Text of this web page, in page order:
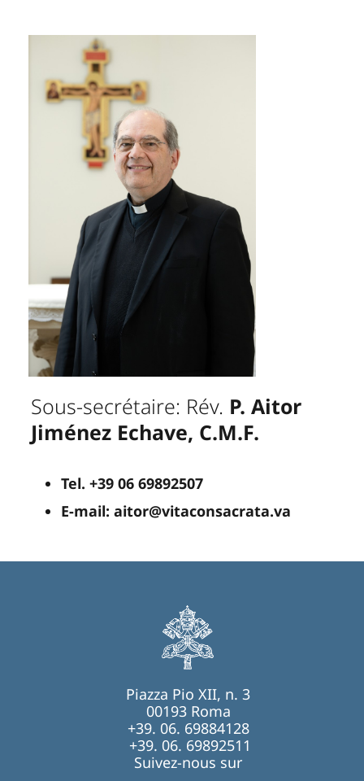
Sous-secrétaire: Rév. P. Aitor
Jiménez Echave, C.M.F.
Tel. +39 06 69892507
E-mail: aitor@vitaconsacrata.va
Piazza Pio XII, n. 3
00193 Roma
+39. 06. 69884128
+39. 06. 69892511
Suivez-nous sur